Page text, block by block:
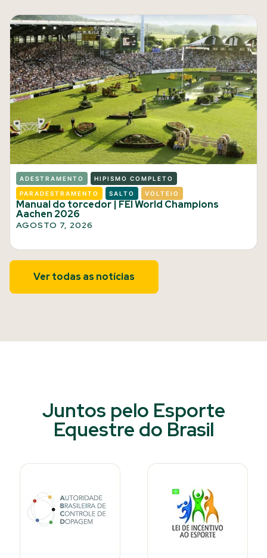
ADESTRAMENTO HIPISMO COMPLETO
PARADESTRAMENTO SALTO VOLTEIO
Manual do torcedor | FEI World Champions
Aachen 2026
AGOSTO 7, 2026
Ver todas as notícias
Juntos pelo Esporte
Equestre do Brasil​